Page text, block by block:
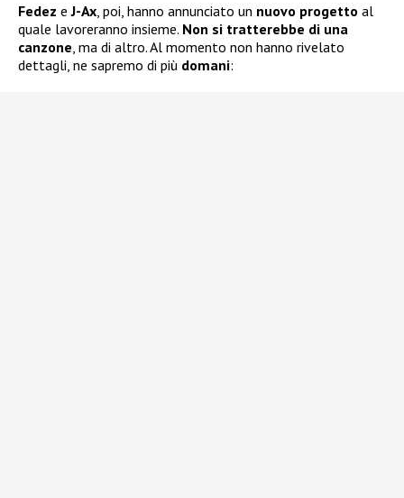
Fedez eJ-Ax , poi, hanno annunciato un nuovo progetto al
quale lavoreranno insieme. Non si tratterebbe di una
canzone , ma di altro. Al momento non hanno rivelato
dettagli, ne sapremo di più domani: